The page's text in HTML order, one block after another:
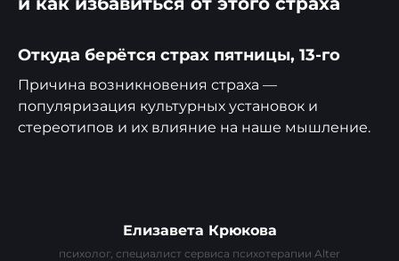
Откуда берётся страх пятницы, 13-го
Причина возникновения страха —
популяризация культурных установок и
стереотипов и их влияние на наше мышление.
Елизавета Крюкова
психолог, специалист сервиса психотерапии Alter